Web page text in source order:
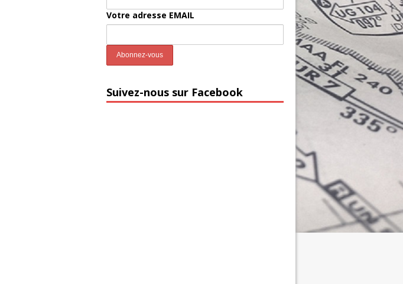
Votre adresse EMAIL
Suivez-nous sur Facebook